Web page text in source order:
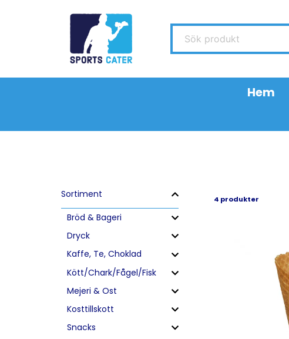
Sök produkt
Hem
Sortiment
Bröd & Bageri
Dryck
Kaffe, Te, Choklad
Kött/Chark/Fågel/Fisk
Mejeri & Ost
Kosttillskott
Snacks
4 produkter